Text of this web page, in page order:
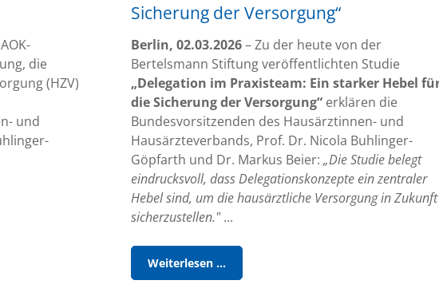
die
(HZV)
und
Sicherung der Versorgung“
Berlin, 02.03.2026– Zu der heute von der
Bertelsmann Stiftung veröffentlichten Studie
„Delegation im Praxisteam: Ein starker Hebel
die Sicherung der Versorgung“erklären die
Bundesvorsitzenden des Hausärztinnen- und
Hausärzteverbands, Prof. Dr. Nicola Buhlinger-
Göpfarth und Dr. Markus Beier: „Die Studie belegt
eindrucksvoll, dass Delegationskonzepte ein zentraler
Hebel sind, um die hausärztliche Versorgung in Zukunft
sicherzustellen."...
Weiterlesen …Pressestatement
zur